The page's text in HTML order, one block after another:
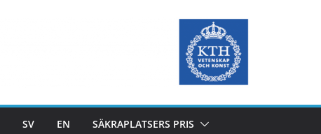
SV EN SÄKRAPLATSERS PRIS